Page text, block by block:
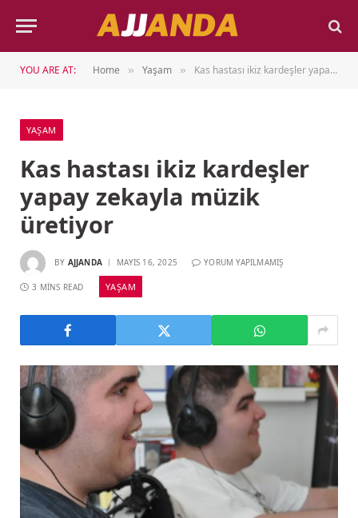
YOU ARE AT: Home » Yaşam » Kas hastası ikiz kardeşler yapay zekayla müzik üretiyor
YAŞAM
Kas hastası ikiz kardeşler
yapay zekayla müzik
üretiyor
BY AJJANDA MAYIS 16, 2025 YORUM YAPILMAMIŞ
3 MINS READ YAŞAM